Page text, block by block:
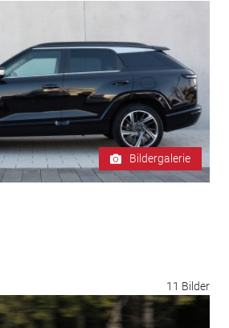
Bildergalerie
11 Bilder